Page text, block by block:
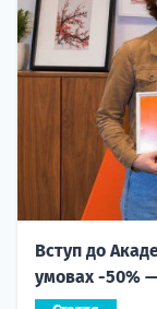
Вступ до
умовах -50%